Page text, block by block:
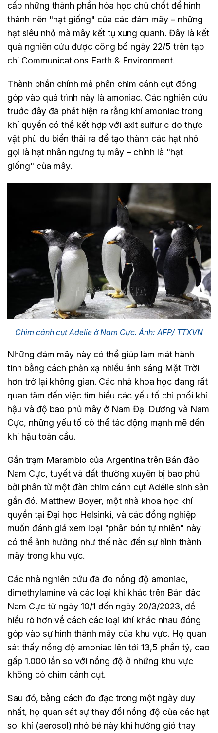
cấp những thành phần hóa học chủ chốt để hình
thành nên "hạt giống" của các đám mây – những
hạt siêu nhỏ mà mây kết tụ xung quanh. Đây là kết
quả nghiên cứu được công bố ngày 22/5 trên tạp
chí Communications Earth & Environment.
Thành phần chính mà phân chim cánh cụt đóng
góp vào quá trình này là amoniac. Các nghiên cứu
trước đây đã phát hiện ra rằng khí amoniac trong
khí quyển có thể kết hợp với axit sulfuric do thực
vật phù du biển thải ra để tạo thành các hạt nhỏ
gọi là hạt nhân ngưng tụ mây – chính là "hạt
giống" của mây.
Chim cánh cụt Adelie ở Nam Cực. Ảnh: AFP/ TTXVN
Những đám mây này có thể giúp làm mát hành
tinh bằng cách phản xạ nhiều ánh sáng Mặt Trời
hơn trở lại không gian. Các nhà khoa học đang rất
quan tâm đến việc tìm hiểu các yếu tố chi phối khí
hậu và độ bao phủ mây ở Nam Đại Dương và Nam
Cực, những yếu tố có thể tác động mạnh mẽ đến
khí hậu toàn cầu.
Gần trạm Marambio của Argentina trên Bán đảo
Nam Cực, tuyết và đất thường xuyên bị bao phủ
bởi phân từ một đàn chim cánh cụt Adélie sinh sản
gần đó. Matthew Boyer, một nhà khoa học khí
quyển tại Đại học Helsinki, và các đồng nghiệp
muốn đánh giá xem loại "phân bón tự nhiên" này
có thể ảnh hưởng như thế nào đến sự hình thành
mây trong khu vực.
Các nhà nghiên cứu đã đo nồng độ amoniac,
dimethylamine và các loại khí khác trên Bán đảo
Nam Cực từ ngày 10/1 đến ngày 20/3/2023, để
hiểu rõ hơn về cách các loại khí khác nhau đóng
góp vào sự hình thành mây của khu vực. Họ quan
sát thấy nồng độ amoniac lên tới 13,5 phần tỷ, cao
gấp 1.000 lần so với nồng độ ở những khu vực
không có chim cánh cụt.
Sau đó, bằng cách đo đạc trong một ngày duy
nhất, họ quan sát sự thay đổi nồng độ của các hạt
sol khí (aerosol) nhỏ bé này khi hướng gió thay